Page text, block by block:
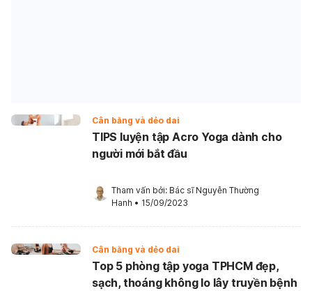
Cân bằng và dẻo dai
TIPS luyện tập Acro Yoga dành cho
người mới bắt đầu
Tham vấn bởi: Bác sĩ Nguyễn Thường
Hanh • 15/09/2023
Cân bằng và dẻo dai
Top 5 phòng tập yoga TPHCM đẹp,
sạch, thoáng không lo lây truyền bệnh